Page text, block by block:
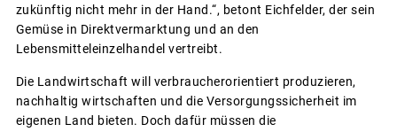
zukünftig nicht mehr in der Hand.“, betont Eichfelder, der sein
Gemüse in Direktvermarktung und an den
Lebensmitteleinzelhandel vertreibt.
Die Landwirtschaft will verbraucherorientiert produzieren,
nachhaltig wirtschaften und die Versorgungssicherheit im
eigenen Land bieten. Doch dafür müssen die